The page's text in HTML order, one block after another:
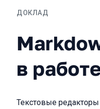
ДОКЛАД
в
Текстовые